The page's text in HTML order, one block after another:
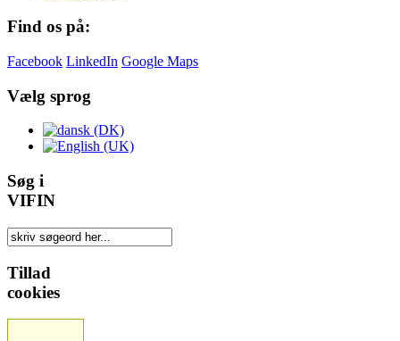
Find os på:
Facebook LinkedIn Google Maps
Vælg sprog
Søg i
VIFIN
Tillad
cookies